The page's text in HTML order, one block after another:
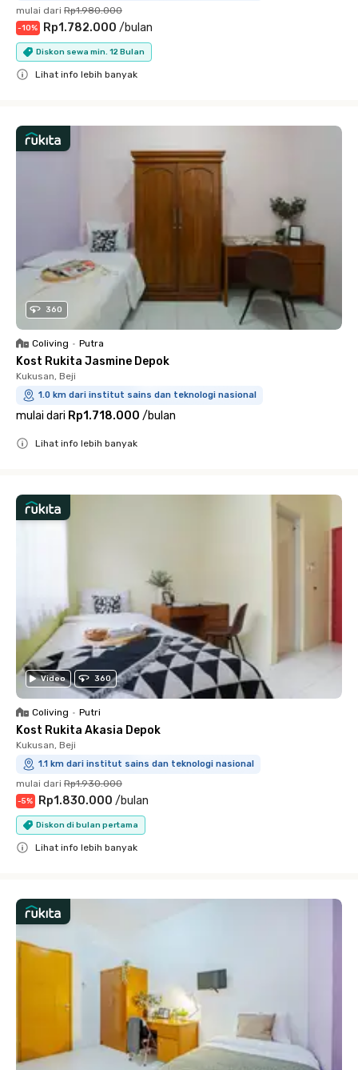
mulai dari Rp1.980.000
-10% Rp1.782.000 /bulan
Diskon sewa min. 12 Bulan
Lihat info lebih banyak
360
Coliving • Putra
Kost Rukita Jasmine Depok
Kukusan, Beji
1.0 km dari institut sains dan teknologi nasional
mulai dari Rp1.718.000 /bulan
Lihat info lebih banyak
Video 360
Coliving • Putri
Kost Rukita Akasia Depok
Kukusan, Beji
1.1 km dari institut sains dan teknologi nasional
mulai dari Rp1.930.000
-5% Rp1.830.000 /bulan
Diskon di bulan pertama
Lihat info lebih banyak